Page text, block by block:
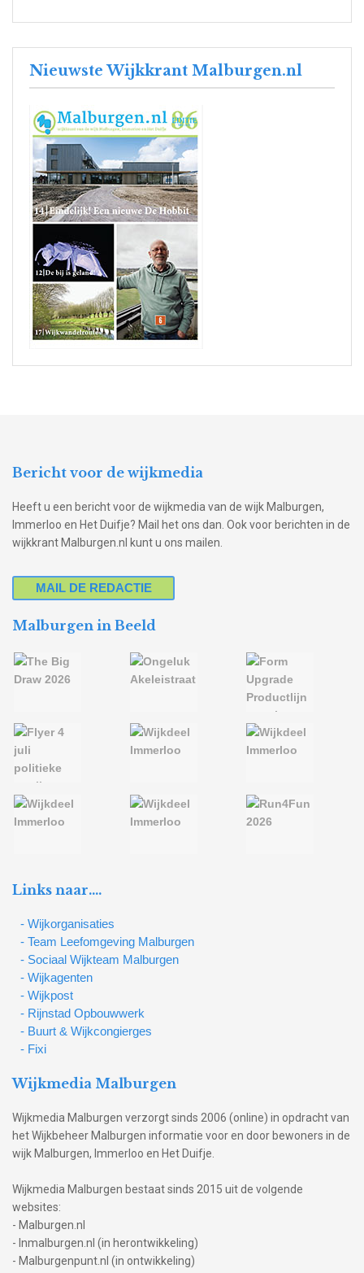
Nieuwste Wijkkrant Malburgen.nl
Bericht voor de wijkmedia
Heeft u een bericht voor de wijkmedia van de wijk Malburgen,
Immerloo en Het Duifje? Mail het ons dan. Ook voor berichten in de
wijkkrant Malburgen.nl kunt u ons mailen.
MAIL DE REDACTIE
Malburgen in Beeld
Links naar….
- Wijkorganisaties
- Team Leefomgeving Malburgen
- Sociaal Wijkteam Malburgen
- Wijkagenten
- Wijkpost
- Rijnstad Opbouwwerk
- Buurt & Wijkcongierges
- Fixi
Wijkmedia Malburgen
Wijkmedia Malburgen verzorgt sinds 2006 (online) in opdracht van
het Wijkbeheer Malburgen informatie voor en door bewoners in de
wijk Malburgen, Immerloo en Het Duifje.
Wijkmedia Malburgen bestaat sinds 2015 uit de volgende
websites:
- Malburgen.nl
- Inmalburgen.nl (in herontwikkeling)
- Malburgenpunt.nl (in ontwikkeling)